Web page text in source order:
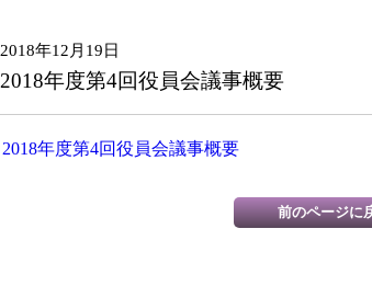
2018年12月19日
2018年度第4回役員会議事概要
2018年度第4回役員会議事概要